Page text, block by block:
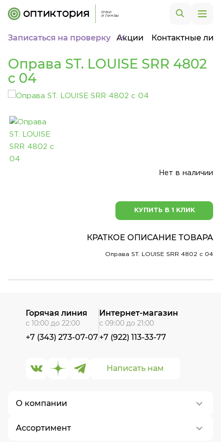
Записаться на проверку Акции Контактные
Оправа ST. LOUISE SRR 4802
c 04
Нет в наличии
КУПИТЬ В 1 КЛИК
КРАТКОЕ ОПИСАНИЕ ТОВАРА
Оправа ST. LOUISE SRR 4802 c 04
О компании
О нас
Ассортимент
Написать нам
Горячая линия
с 10:00 до 22:00
+7 (343) 273-07-07
Интернет-магазин
с 09:00 до 21:00
+7 (922) 113-33-77